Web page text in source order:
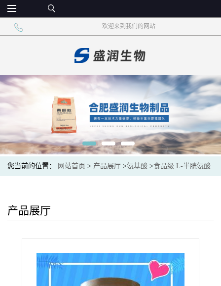
欢迎来到我们的网站
您当前的位置： 网站首页 > 产品展厅 >氨基酸 >食品级 L-半胱氨酸
产品展厅